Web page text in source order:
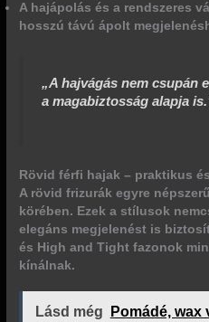
A hajápolás és a rendszeres
hosszú távú ápolt
„A hajvágás nem csupán
a magabiztosság alapja
Rövid férfi hajak – praktikus
A rövid frizurák egyre
körében. Ezek a stílusok
elegáns megjelenést is
és High and Tight fazonok
kínálnak.
Lásd még
Pomádé, wax